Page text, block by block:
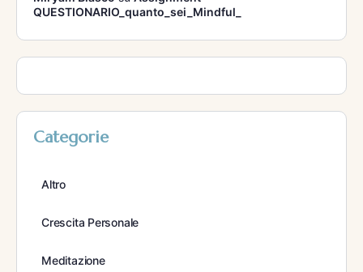
QUESTIONARIO_quanto_sei_Mindful_
Categorie
Altro
Crescita Personale
Meditazione